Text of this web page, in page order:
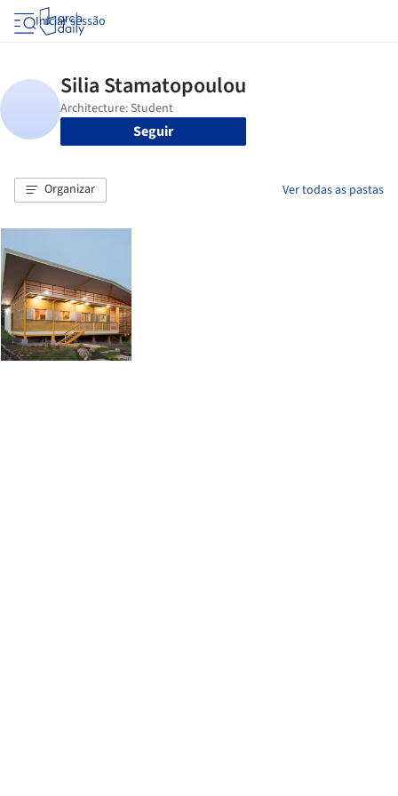
Iniciar sessão
Seguir
Organizar Ver todas as pastas